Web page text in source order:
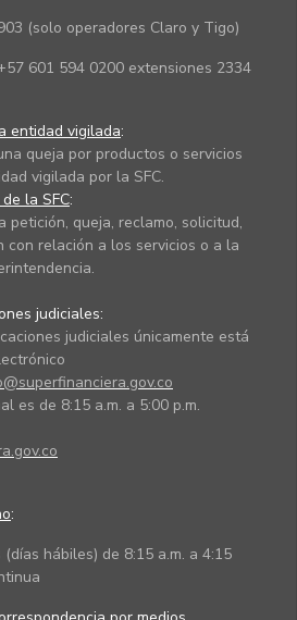
(solo operadores Claro y Tigo)
601 594 0200 extensiones 2334
entidad vigilada:
queja por productos o servicios
vigilada por la SFC.
la SFC:
petición, queja, reclamo, solicitud,
con relación a los servicios o a la
judiciales:
judiciales únicamente está
es de 8:15 a.m. a 5:00 p.m.
:
hábiles) de 8:15 a.m. a 4:15